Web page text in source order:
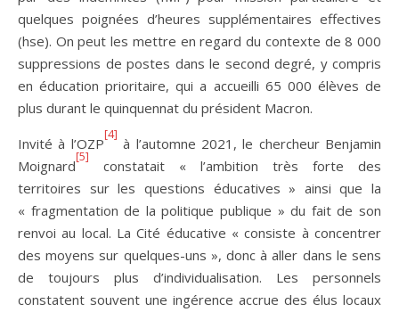
quelques poignées d’heures supplémentaires effectives
(hse). On peut les mettre en regard du contexte de 8 000
suppressions de postes dans le second degré, y compris
en éducation prioritaire, qui a accueilli 65 000 élèves de
plus durant le quinquennat du président Macron.
Invité à l’OZP
[4]
à l’automne 2021, le chercheur Benjamin
Moignard
[5]
constatait « l’ambition très forte des
territoires sur les questions éducatives » ainsi que la
« fragmentation de la politique publique » du fait de son
renvoi au local. La Cité éducative « consiste à concentrer
des moyens sur quelques-uns », donc à aller dans le sens
de toujours plus d’individualisation. Les personnels
constatent souvent une ingérence accrue des élus locaux